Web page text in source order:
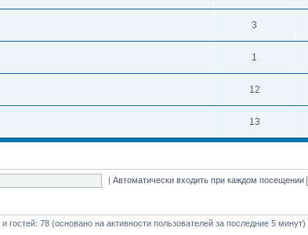
3
1
12
13
|Автоматически входить при каждом посещении
гостей: 78 (основано на активности пользователей за последние 5 минут)